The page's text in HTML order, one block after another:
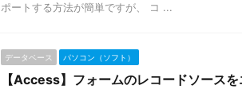
ポートする方法が簡単ですが、 コ ...
データベース パソコン（ソフト）
【Access】フォームのレコードソース